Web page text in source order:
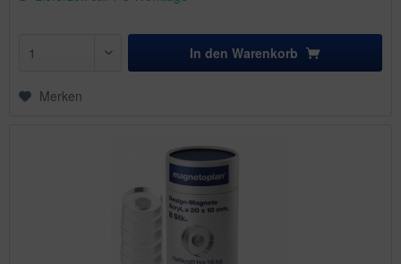
In den Warenkorb
Merken